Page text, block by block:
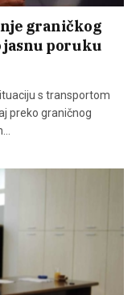
graničkog
jasnu poruku
s transportom
preko graničnog